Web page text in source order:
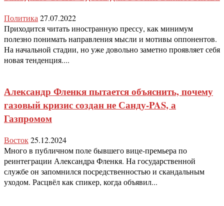
Политика 27.07.2022
Приходится читать иностранную прессу, как минимум
полезно понимать направления мысли и мотивы оппонентов.
На начальной стадии, но уже довольно заметно проявляет себя
новая тенденция....
Александр Фленкя пытается объяснить, почему
газовый кризис создан не Санду-PAS, а
Газпромом
Восток25.12.2024
Много в публичном поле бывшего вице-премьера по
реинтеграции Александра Фленкя. На государственной
службе он запомнился посредственностью и скандальным
уходом. Расцвёл как спикер, когда объявил...